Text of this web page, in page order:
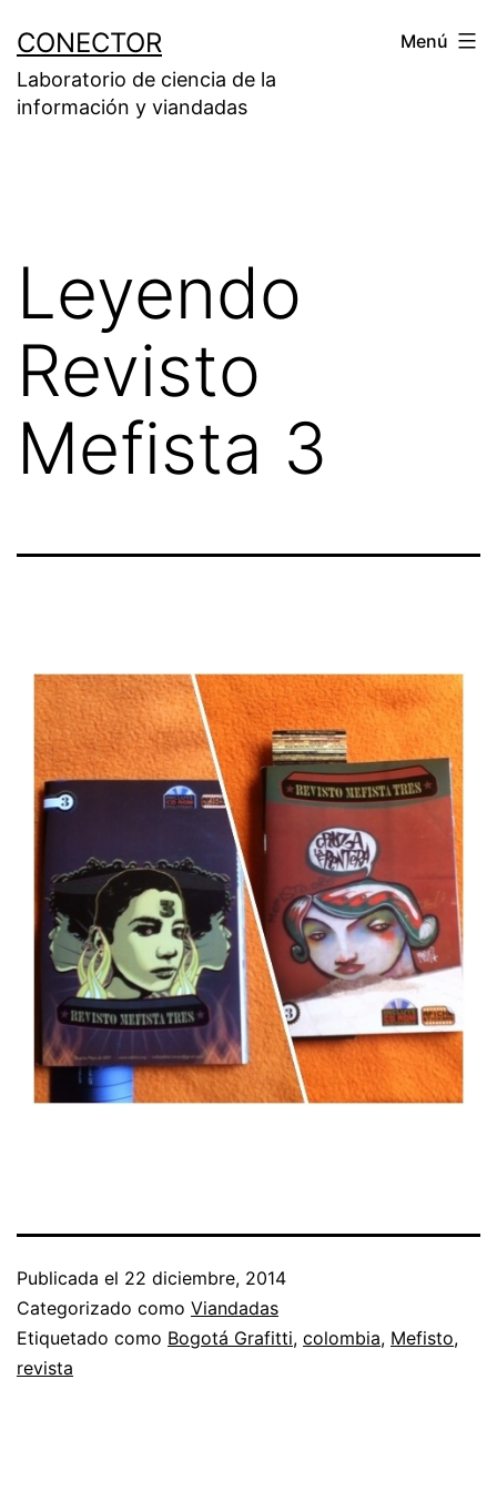
contenido
CONECTOR
Laboratorio de ciencia de la
información y viandadas
Menú
Leyendo
Revisto
Mefista 3
Publicada el 22 diciembre, 2014
Categorizado como Viandadas
Etiquetado como Bogotá Grafitti, colombia, Mefisto,
revista